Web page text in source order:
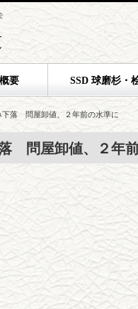
要 SSD 球磨杉・
下落 問屋卸値、２年前の水準に
問屋卸値、２年